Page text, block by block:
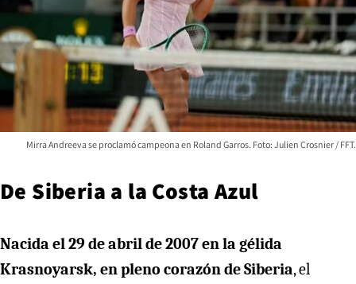
Mirra Andreeva se proclamó campeona en Roland Garros. Foto: Julien Crosnier / FFT.
De Siberia a la Costa Azul
Nacida el 29 de abril de 2007 en la gélida
Krasnoyarsk, en pleno corazón de Siberia, el